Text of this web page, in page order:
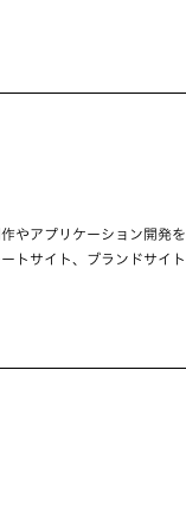
やアプリケーション開発
トサイト、ブランドサイ